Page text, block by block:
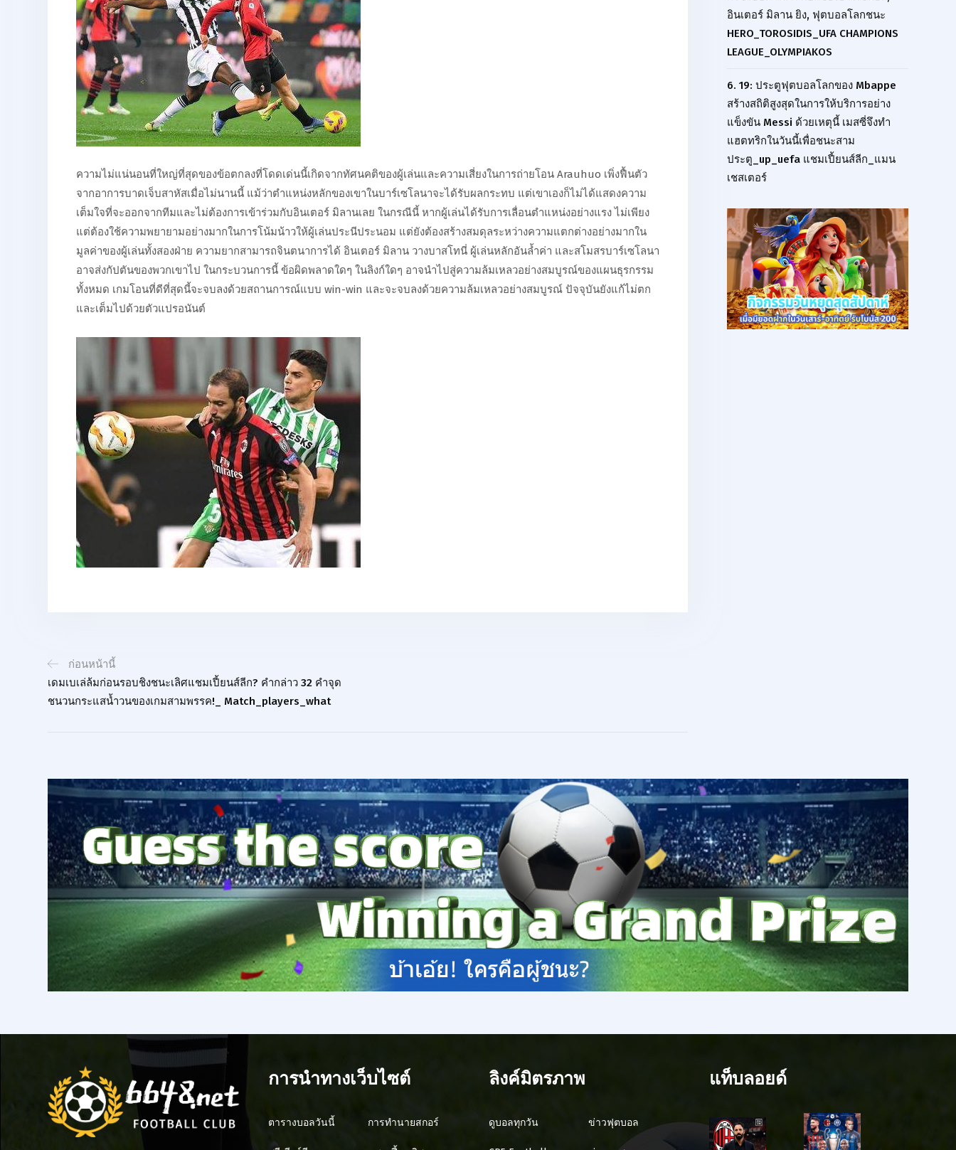
ความไม่แน่นอนที่ใหญ่ที่สุดของข้อตกลงที่โดดเด่นนี้เกิดจากทัศนคติของผู้เล่นและความเสี่ยงในการถ่ายโอน Arauhuo เพิ่งฟื้นตัว
จากอาการบาดเจ็บสาหัสเมื่อไม่นานนี้ แม้ว่าตำแหน่งหลักของเขาในบาร์เซโลนาจะได้รับผลกระทบ แต่เขาเองก็ไม่ได้แสดงความ
เต็มใจที่จะออกจากทีมและไม่ต้องการเข้าร่วมกับอินเตอร์ มิลานเลย ในกรณีนี้ หากผู้เล่นได้รับการเลื่อนตำแหน่งอย่างแรง ไม่เพียง
แต่ต้องใช้ความพยายามอย่างมากในการโน้มน้าวให้ผู้เล่นประนีประนอม แต่ยังต้องสร้างสมดุลระหว่างความแตกต่างอย่างมากใน
มูลค่าของผู้เล่นทั้งสองฝ่าย ความยากสามารถจินตนาการได้ อินเตอร์ มิลาน วางบาสโทนี่ ผู้เล่นหลักอันล้ำค่า และสโมสรบาร์เซโลนา
อาจส่งกัปตันของพวกเขาไป ในกระบวนการนี้ ข้อผิดพลาดใดๆ ในลิงก์ใดๆ อาจนำไปสู่ความล้มเหลวอย่างสมบูรณ์ของแผนธุรกรรม
ทั้งหมด เกมโอนที่ดีที่สุดนี้จะจบลงด้วยสถานการณ์แบบ win-win และจะจบลงด้วยความล้มเหลวอย่างสมบูรณ์ ปัจจุบันยังแก้ไม่ตก
และเต็มไปด้วยตัวแปรอนันต์
ก่อนหน้านี้
เดมเบเล่ล้มก่อนรอบชิงชนะเลิศแชมเปี้ยนส์ลีก? คำกล่าว 32 คำจุด
ชนวนกระแสน้ำวนของเกมสามพรรค!_ Match_players_what
อินเตอร์ มิลาน ยิง, ฟุตบอลโลกชนะ
HERO_TOROSIDIS_UFA CHAMPIONS
LEAGUE_OLYMPIAKOS
6. 19: ประตูฟุตบอลโลกของ Mbappe
สร้างสถิติสูงสุดในการให้บริการอย่าง
แข็งขัน Messi ด้วยเหตุนี้ เมสซี่จึงทำ
แฮตทริกในวันนี้เพื่อชนะสาม
ประตู_up_uefa แชมเปี้ยนส์ลีก_แมน
เชสเตอร์
การนำทางเว็บไซต์
ตารางบอลวันนี้ การทำนายสกอร์
ลิงค์มิตรภาพ
ดูบอลทุกวัน ข่าวฟุตบอล
แท็บลอยด์